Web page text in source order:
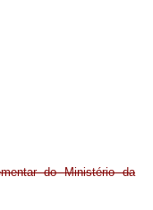
do Ministério da